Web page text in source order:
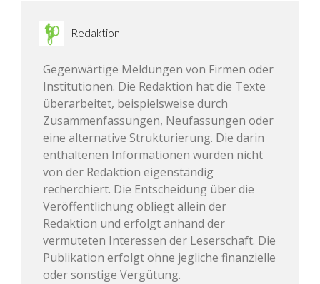
Redaktion
Gegenwärtige Meldungen von Firmen oder
Institutionen. Die Redaktion hat die Texte
überarbeitet, beispielsweise durch
Zusammenfassungen, Neufassungen oder
eine alternative Strukturierung. Die darin
enthaltenen Informationen wurden nicht
von der Redaktion eigenständig
recherchiert. Die Entscheidung über die
Veröffentlichung obliegt allein der
Redaktion und erfolgt anhand der
vermuteten Interessen der Leserschaft. Die
Publikation erfolgt ohne jegliche finanzielle
oder sonstige Vergütung.